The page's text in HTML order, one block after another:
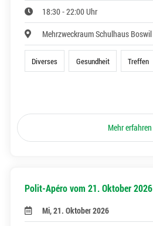
18:30 - 22:00 Uhr
Mehrzweckraum Schulhaus Boswil
Diverses Gesundheit Treffen
Mehr erfahren
Polit-Apéro vom 21. Oktober 2026
Mi, 21. Oktober 2026